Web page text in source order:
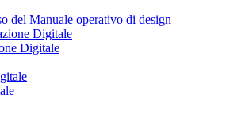
del Manuale operativo di design
Digitale